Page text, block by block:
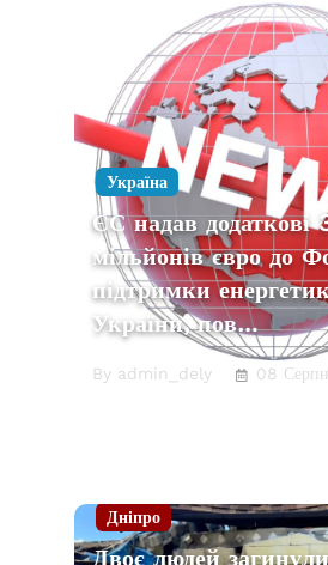
Україна
ЄС надав додаткові
мільйонів євро до
підтримки
України, пов…
By admin_dely 08
Дніпро
Двоє людей